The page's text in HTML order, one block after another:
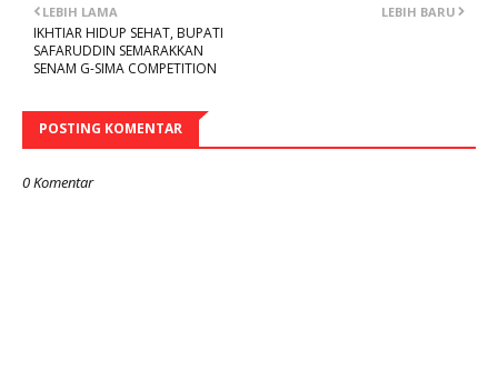
LEBIH BARU
LEBIH LAMA
IKHTIAR HIDUP SEHAT, BUPATI
SAFARUDDIN SEMARAKKAN
SENAM G-SIMA COMPETITION
POSTING KOMENTAR
0 Komentar